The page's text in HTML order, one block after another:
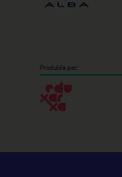
Produïda per: